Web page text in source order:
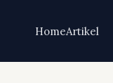
HomeArtikel